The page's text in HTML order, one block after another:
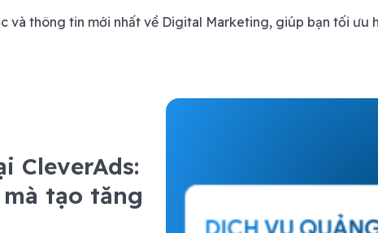
và thông tin mới nhất về Digital Marketing, giúp bạn tối ưu
CleverAds:
tạo tăng